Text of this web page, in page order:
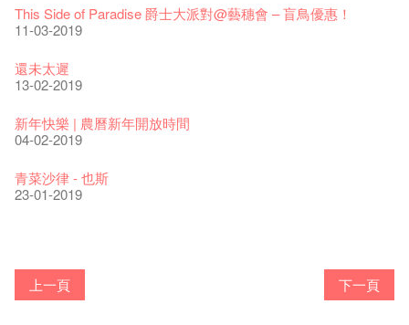
藝穗會40週年展覽 — 回憶及藝術作品徵集
13-01-2022
古宅裏的下午茶
14-12-2021
古宅裡的下午茶 - 初沖
09-07-2021
奶庫推出日式午餐
05-03-2021
演出期間須佩戴口罩
22-06-2020
4月21日(星期二)重新開放
16-04-2020
暫時關閉作深層清潔和靜修
03-04-2020
我們的辣椒小故事 Part 2
票房櫃檯的拆除
13-08-2019
31-07-2019
02-07-2019
17-06-2019
This Side of Paradise 爵士大派對@藝穗會 – 盲鳥優惠！
11-03-2019
還未太遲
13-02-2019
新年快樂 | 農曆新年開放時間
04-02-2019
青菜沙律 - 也斯
23-01-2019
陶‧茗 台灣陶藝名家展 ︰ 李賢治‧翁士傑‧賴孝哲 展覽
格外地創 : 藝穗會的故事
🎃萬聖節 · 藝穗會 · 有啲野
Notice: *MICFR tonight at 7pm*
24-01-2017
注意: 設於藝穗會之快達票售票處將於2017年1月14日(六)後結
16-11-2016
【藝穗會的20個秘密】#15 靠窗外路燈照明的表演
Colette’s?
19-10-2016
26-09-2016
08-07-2016
22-02-2016
27-11-2015
18-05-2015
11-03-2015
藝穗會—星期日的好去處!
03-02-2015
新年新景象:D
06-01-2015
與冰冰、Benny一起品嚐咖啡！
10-12-2014
冰​窖之Pasta再次登場！
24-11-2014
藝術家沙龍 — 洪志侖 (韓國)
29-10-2014
攝影廊變身Colette's Bar 12:00-00:00
17-02-2014
上一頁 下一頁